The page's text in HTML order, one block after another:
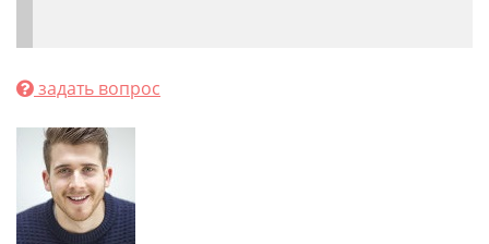
задать вопрос